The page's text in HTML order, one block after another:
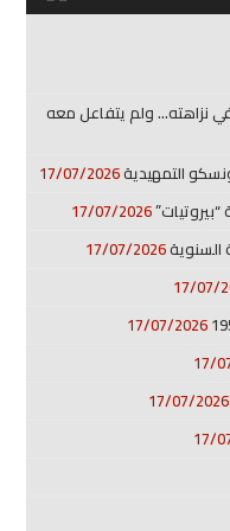
نزاهته… ولم يتفاعل معه
17/07/2026
17/07/2026
السنوية17/07/2026
17/07/
17/07/2026
17/
17/07/2026
17/